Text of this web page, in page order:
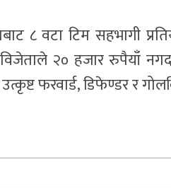
८ वटा टिम सहभागी
२० हजार रुपैयाँ
फरवार्ड, डिफेण्डर र